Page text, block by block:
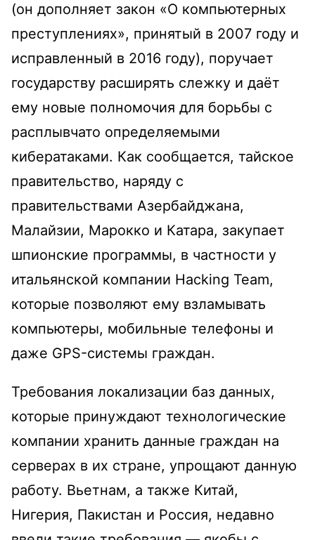
(он дополняет закон «О компьютерных
преступлениях», принятый в 2007 году и
исправленный в 2016 году), поручает
государству расширять слежку и даёт
ему новые полномочия для борьбы с
расплывчато определяемыми
кибератаками. Как сообщается, тайское
правительство, наряду с
правительствами Азербайджана,
Малайзии, Марокко и Катара, закупает
шпионские программы, в частности у
итальянской компании Hacking Team,
которые позволяют ему взламывать
компьютеры, мобильные телефоны и
даже GPS-системы граждан.
Требования локализации баз данных,
которые принуждают технологические
компании хранить данные граждан на
серверах в их стране, упрощают данную
работу. Вьетнам, а также Китай,
Нигерия, Пакистан и Россия, недавно